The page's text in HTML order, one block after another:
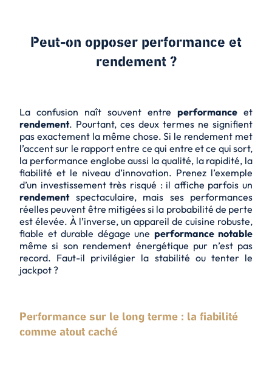
Peut-on opposer performance et
rendement ?
La confusion naît souvent entre performance et
rendement. Pourtant, ces deux termes ne signifient
pas exactement la même chose. Si le rendement met
l’accent sur le rapport entre ce qui entre et ce qui sort,
la performance englobe aussi la qualité, la rapidité, la
fiabilité et le niveau d’innovation. Prenez l’exemple
d’un investissement très risqué : il affiche parfois un
rendementspectaculaire, mais ses performances
réelles peuvent être mitigées si la probabilité de perte
est élevée. À l’inverse, un appareil de cuisine robuste,
fiable et durable dégage une performance notable
même si son rendement énergétique pur n’est pas
record. Faut-il privilégier la stabilité ou tenter le
jackpot ?
Performance sur le long terme : la fiabilité
comme atout caché